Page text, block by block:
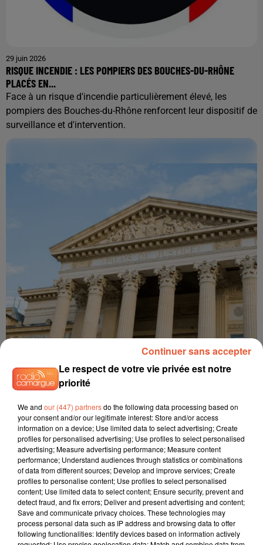
29 juin 2026
RISQUE INCENDIE : LES POMPIERS DES BOUCHES-DU-RHÔNE
PLACÉS EN...
Face à un risque d'incendie particulièrement élevé, les
pompiers des Bouches-du-Rhône renforcent leur dispositif de
surveillance et d'intervention.
LES AGENTS DE LA PROTECTION JUDICIAIRE DE LA JEUNESSE DU
GARD SE...
Les agents de la Protection judiciaire de la jeunesse du Gard
se rassemblent ce jour devant le tribunal judiciaire de Nîmes.
Le respect de votre vie privée est notre
priorité
We and our (447) partnersdo the following data processing based on
your consent and/or our legitimate interest: Store and/or access
information on a device; Use limited data to select advertising; Create
profiles for personalised advertising; Use profiles to select personalised
advertising; Measure advertising performance; Measure content
performance; Understand audiences through statistics or combinations
of data from different sources; Develop and improve services; Create
profiles to personalise content; Use profiles to select personalised
content; Use limited data to select content; Ensure security, prevent and
detect fraud, and fix errors; Deliver and present advertising and content;
Save and communicate privacy choices. These technologies may
process personal data such as IP address and browsing data to offer
following functionalities: Identify devices based on information actively
Continuer sans accepter